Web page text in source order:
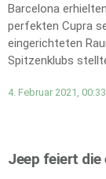
Barcelona
perfekten Cupra
eingerichteten
Spitzenklubs
4. Februar 2021, 00:33
Jeep feiert